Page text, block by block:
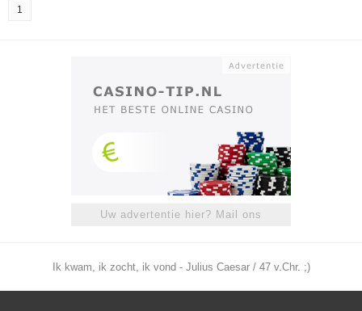
1
Uw advertentie hier? Mail ons
Ik kwam, ik zocht, ik vond - Julius Caesar / 47 v.Chr. ;)